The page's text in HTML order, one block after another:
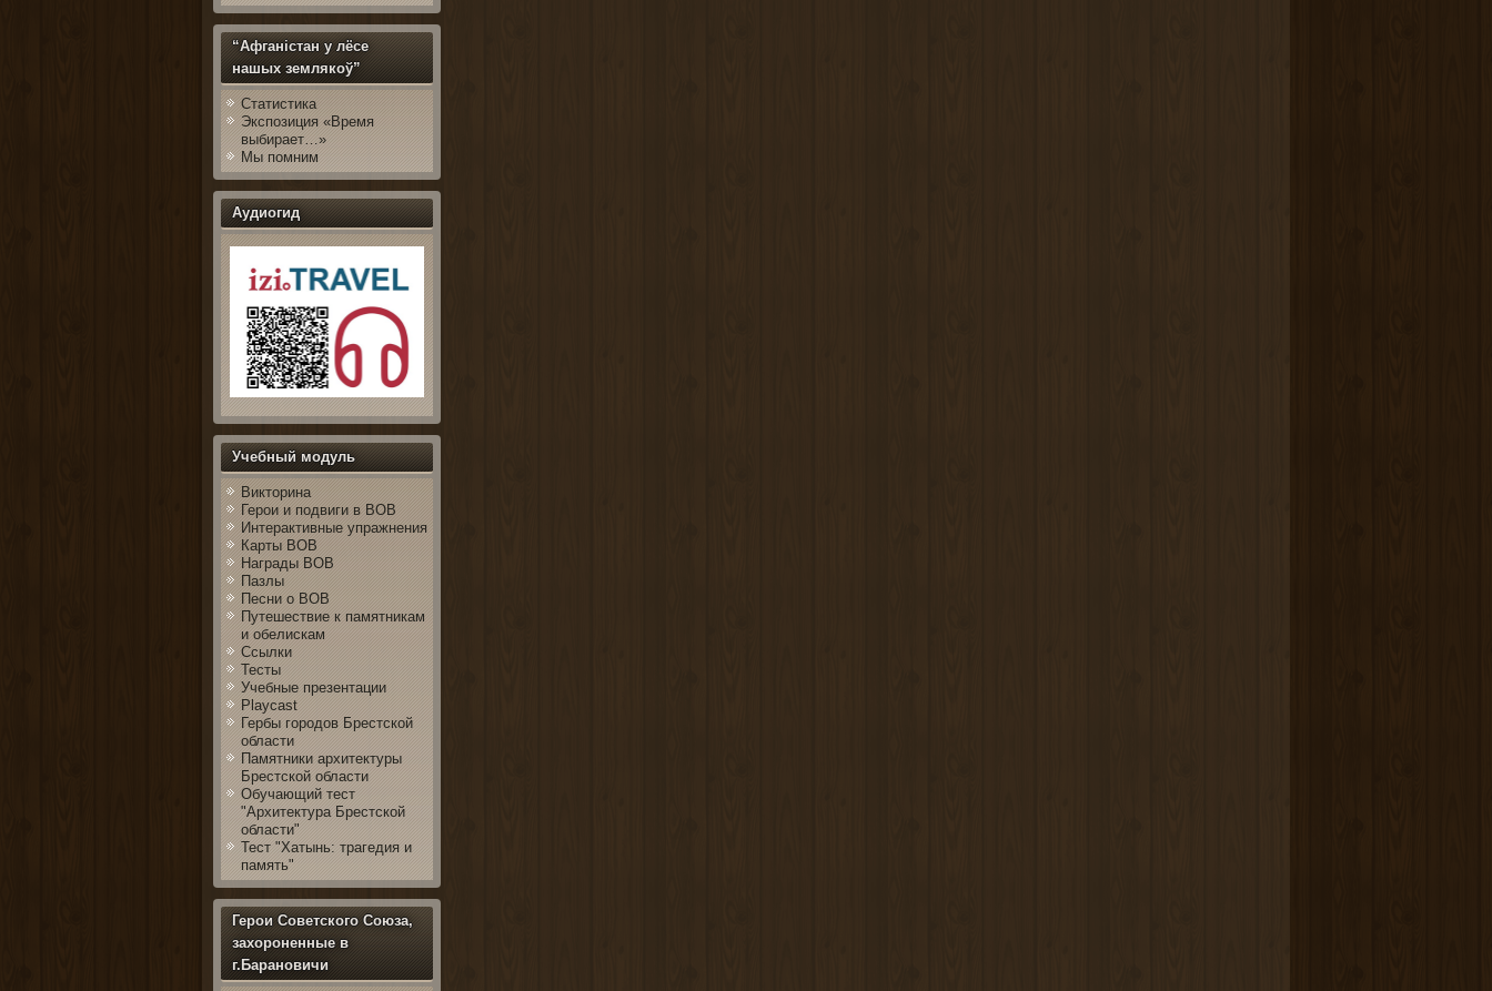
“Афганістан у лёсе
нашых землякоў”
Статистика
Экспозиция «Время
выбирает…»
Мы помним
Аудиогид
Учебный модуль
Викторина
Герои и подвиги в ВОВ
Интерактивные упражнения
Карты ВОВ
Награды ВОВ
Пазлы
Песни о ВОВ
Путешествие к памятникам
и обелискам
Ссылки
Тесты
Учебные презентации
Playcast
Гербы городов Брестской
области
Памятники архитектуры
Брестской области
Обучающий тест
"Архитектура Брестской
области"
Тест "Хатынь: трагедия и
память"
Герои Советского Союза,
захороненные в
г.Барановичи